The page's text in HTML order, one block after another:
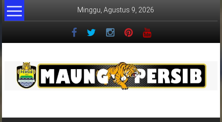
Lompat
ke
Minggu, Agustus 9, 2026